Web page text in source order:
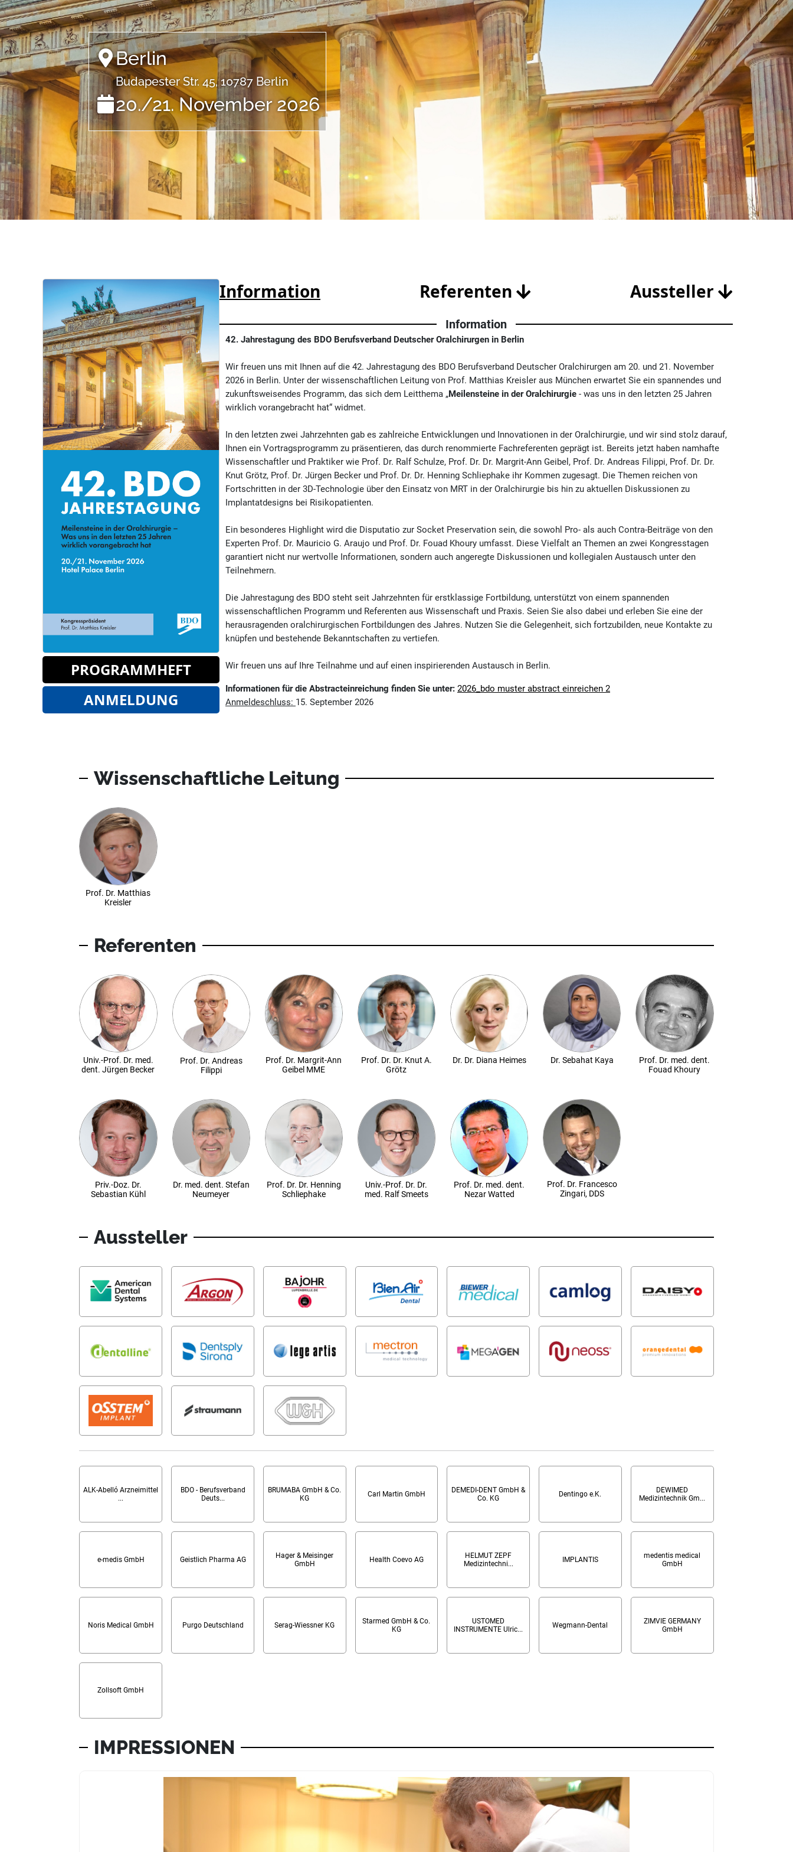
Berlin
Budapester Str. 45, 10787 Berlin
20./21. November 2026
PROGRAMMHEFT
ANMELDUNG
Information Referenten Aussteller
Information
42. Jahrestagung des BDO Berufsverband Deutscher Oralchirurgen in Berlin
Wir freuen uns mit Ihnen auf die 42. Jahrestagung des BDO Berufsverband Deutscher Oralchirurgen am 20. und 21. November
2026 in Berlin. Unter der wissenschaftlichen Leitung von Prof. Matthias Kreisler aus München erwartet Sie ein spannendes und
zukunftsweisendes Programm, das sich dem Leitthema „Meilensteine in der Oralchirurgie - was uns in den letzten 25 Jahren
wirklich vorangebracht hat“ widmet.
In den letzten zwei Jahrzehnten gab es zahlreiche Entwicklungen und Innovationen in der Oralchirurgie, und wir sind stolz darauf,
Ihnen ein Vortragsprogramm zu präsentieren, das durch renommierte Fachreferenten geprägt ist. Bereits jetzt haben namhafte
Wissenschaftler und Praktiker wie Prof. Dr. Ralf Schulze, Prof. Dr. Dr. Margrit-Ann Geibel, Prof. Dr. Andreas Filippi, Prof. Dr. Dr.
Knut Grötz, Prof. Dr. Jürgen Becker und Prof. Dr. Dr. Henning Schliephake ihr Kommen zugesagt. Die Themen reichen von
Fortschritten in der 3D-Technologie über den Einsatz von MRT in der Oralchirurgie bis hin zu aktuellen Diskussionen zu
Implantatdesigns bei Risikopatienten.
Ein besonderes Highlight wird die Disputatio zur Socket Preservation sein, die sowohl Pro- als auch Contra-Beiträge von den
Experten Prof. Dr. Mauricio G. Araujo und Prof. Dr. Fouad Khoury umfasst. Diese Vielfalt an Themen an zwei Kongresstagen
garantiert nicht nur wertvolle Informationen, sondern auch angeregte Diskussionen und kollegialen Austausch unter den
Teilnehmern.
Die Jahrestagung des BDO steht seit Jahrzehnten für erstklassige Fortbildung, unterstützt von einem spannenden
wissenschaftlichen Programm und Referenten aus Wissenschaft und Praxis. Seien Sie also dabei und erleben Sie eine der
herausragenden oralchirurgischen Fortbildungen des Jahres. Nutzen Sie die Gelegenheit, sich fortzubilden, neue Kontakte zu
knüpfen und bestehende Bekanntschaften zu vertiefen.
Wir freuen uns auf Ihre Teilnahme und auf einen inspirierenden Austausch in Berlin.
Informationen für die Abstracteinreichung finden Sie unter: 2026_bdo muster abstract einreichen 2
Anmeldeschluss: 15. September 2026
Wissenschaftliche Leitung
Prof. Dr. Matthias
Kreisler
Referenten
Univ.-Prof. Dr. med.
dent. Jürgen Becker
Prof. Dr. Andreas
Filippi
Prof. Dr. Margrit-Ann
Geibel MME
Prof. Dr. Dr. Knut A.
Grötz
Dr. Dr. Diana Heimes Dr. Sebahat Kaya
Prof. Dr. med. dent.
Fouad Khoury
Priv.-Doz. Dr.
Sebastian Kühl
Dr. med. dent. Stefan
Neumeyer
Prof. Dr. Dr. Henning
Schliephake
Univ.-Prof. Dr. Dr.
med. Ralf Smeets
Prof. Dr. med. dent.
Nezar Watted
Prof. Dr. Francesco
Zingari, DDS
Aussteller
ALK-Abelló Arzneimittel
...
BDO - Berufsverband
Deuts...
BRUMABA GmbH & Co.
KG
Carl Martin GmbH
DEMEDI-DENT GmbH &
Co. KG
Dentingo e.K.
DEWIMED
Medizintechnik Gm...
e-medis GmbH Geistlich Pharma AG
Hager & Meisinger
GmbH
Health Coevo AG
HELMUT ZEPF
Medizintechni...
IMPLANTIS
medentis medical
GmbH
Noris Medical GmbH Purgo Deutschland Serag-Wiessner KG
Starmed GmbH & Co.
KG
USTOMED
INSTRUMENTE Ulric...
Wegmann-Dental
ZIMVIE GERMANY
GmbH
Zollsoft GmbH
IMPRESSIONEN